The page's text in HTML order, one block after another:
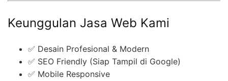
Keunggulan Jasa Web Kami
✅ Desain Profesional & Modern
✅ SEO Friendly (Siap Tampil di Google)
✅ Mobile Responsive